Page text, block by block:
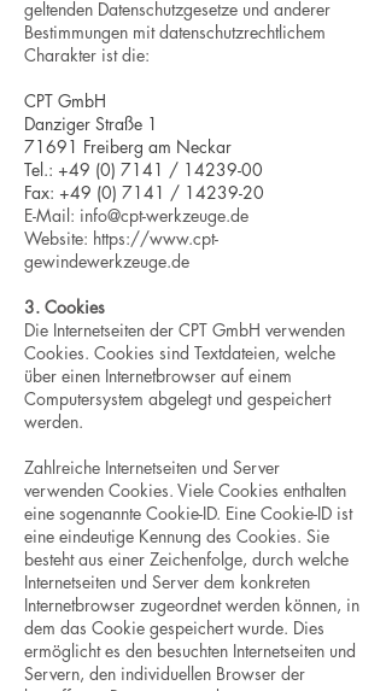
geltenden Datenschutzgesetze und anderer
Bestimmungen mit datenschutzrechtlichem
Charakter ist die:
CPT GmbH
Danziger Straße 1
71691 Freiberg am Neckar
Tel.: +49 (0) 7141 / 14239-00
Fax: +49 (0) 7141 / 14239-20
E-Mail: info@cpt-werkzeuge.de
Website: https://www.cpt-
gewindewerkzeuge.de
3. Cookies
Die Internetseiten der CPT GmbH verwenden
Cookies. Cookies sind Textdateien, welche
über einen Internetbrowser auf einem
Computersystem abgelegt und gespeichert
werden.
Zahlreiche Internetseiten und Server
verwenden Cookies. Viele Cookies enthalten
eine sogenannte Cookie-ID. Eine Cookie-ID ist
eine eindeutige Kennung des Cookies. Sie
besteht aus einer Zeichenfolge, durch welche
Internetseiten und Server dem konkreten
Internetbrowser zugeordnet werden können, in
dem das Cookie gespeichert wurde. Dies
ermöglicht es den besuchten Internetseiten und
Servern, den individuellen Browser der